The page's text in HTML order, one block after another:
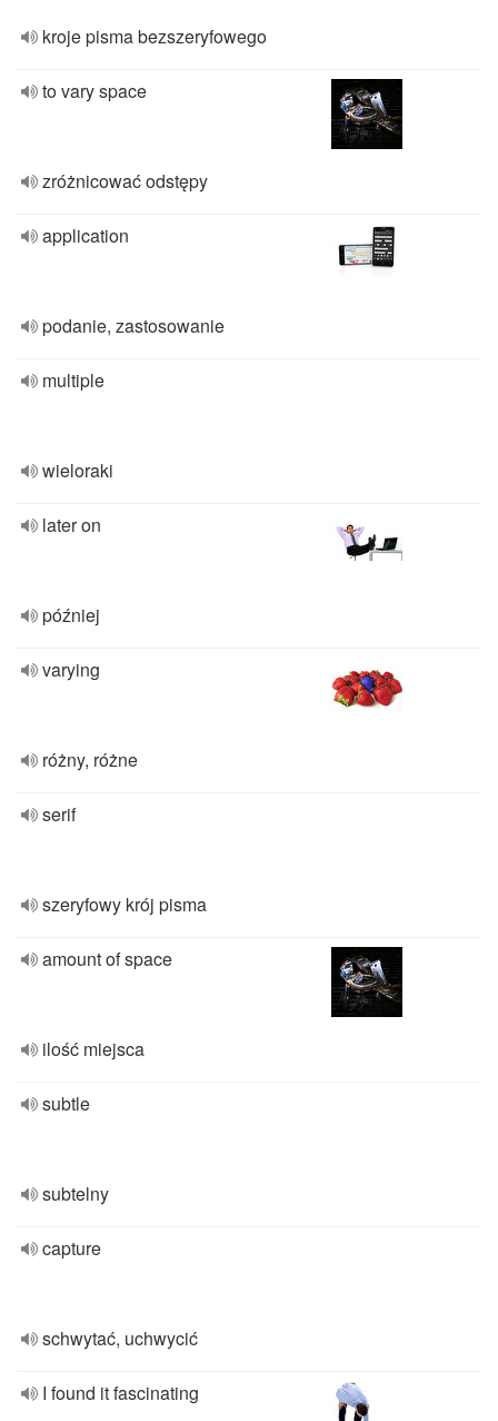
kroje pisma bezszeryfowego
to vary space
zróżnicować odstępy
application
podanie, zastosowanie
multiple
wieloraki
later on
później
varying
różny, różne
serif
szeryfowy krój pisma
amount of space
ilość miejsca
subtle
subtelny
capture
schwytać, uchwycić
I found it fascinating